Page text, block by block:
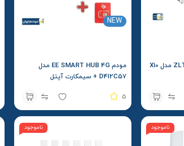
NEW
مودم EE SMART HUB 4G مدل
D412C57 + سیمکارت آپتل
5
ناموجود ناموجود